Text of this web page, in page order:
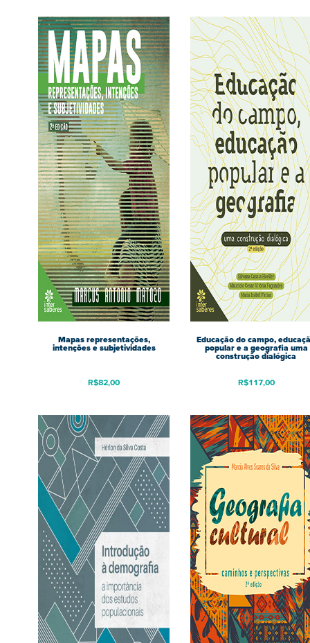
Mapas representações,
intenções e subjetividades
R$82,00
Educação do campo,
popular e a geografia uma
construção dialógica
R$117,00